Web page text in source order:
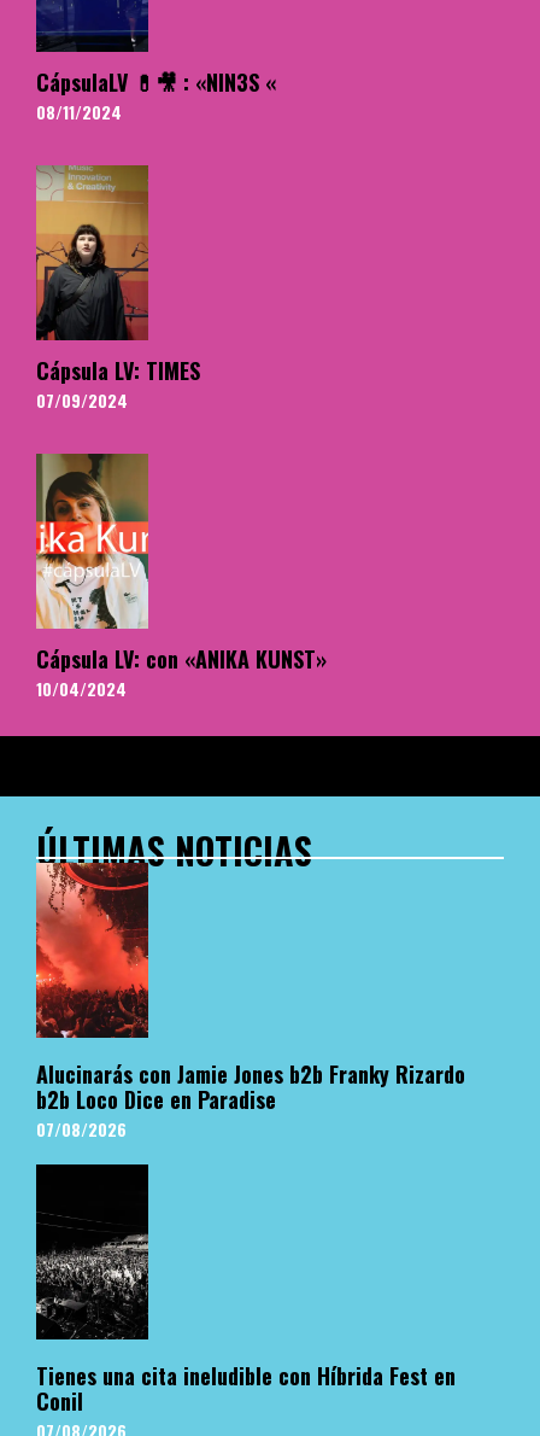
CápsulaLV 💊🎥 : «NIN3S «
08/11/2024
Cápsula LV: TIMES
07/09/2024
Cápsula LV: con «ANIKA KUNST»
10/04/2024
ÚLTIMAS NOTICIAS
Alucinarás con Jamie Jones b2b Franky Rizardo
b2b Loco Dice en Paradise
07/08/2026
Tienes una cita ineludible con Híbrida Fest en
Conil
07/08/2026